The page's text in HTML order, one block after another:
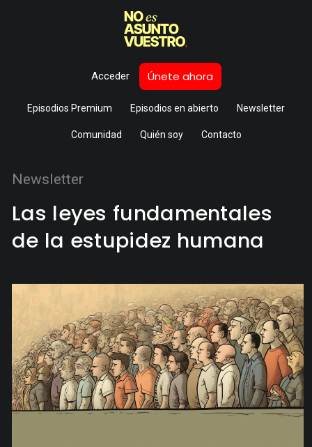
Acceder Únete ahora
Episodios Premium Episodios en abierto Newsletter
Comunidad Quién soy Contacto
Newsletter
Las leyes fundamentales
de la estupidez humana